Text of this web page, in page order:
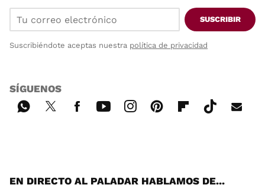
SUSCRIBIR
Suscribiéndote aceptas nuestra política de privacidad
SÍGUENOS
EN DIRECTO AL PALADAR HABLAMOS DE...